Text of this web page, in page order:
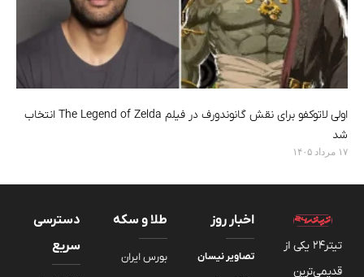
اولی لاتوکفو برای نقش گانوندورف در فیلم The Legend of Zelda انتخاب
شد
۱۷ مرداد ۱۴۰۵
تیتر24 یکی از
قدیمی‌ترین
اخبار روز
تصاویر نیسان
طلا و سکه
بورس ایران
دسترسی
سریع